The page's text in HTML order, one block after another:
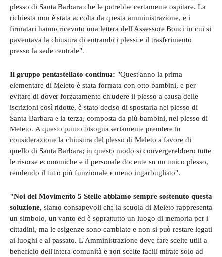
plesso di Santa Barbara che le potrebbe certamente ospitare. La
richiesta non è stata accolta da questa amministrazione, e i
firmatari hanno ricevuto una lettera dell'Assessore Bonci in cui si
paventava la chiusura di entrambi i plessi e il trasferimento
presso la sede centrale".
Il gruppo pentastellato continua: "Quest'anno la prima
elementare di Meleto è stata formata con otto bambini, e per
evitare di dover forzatamente chiudere il plesso a causa delle
iscrizioni così ridotte, è stato deciso di spostarla nel plesso di
Santa Barbara e la terza, composta da più bambini, nel plesso di
Meleto. A questo punto bisogna seriamente prendere in
considerazione la chiusura del plesso di Meleto a favore di
quello di Santa Barbara; in questo modo si convergerebbero tutte
le risorse economiche e il personale docente su un unico plesso,
rendendo il tutto più funzionale e meno ingarbugliato".
"Noi del Movimento 5 Stelle abbiamo sempre sostenuto questa
soluzione, siamo consapevoli che la scuola di Meleto rappresenta
un simbolo, un vanto ed è soprattutto un luogo di memoria per i
cittadini, ma le esigenze sono cambiate e non si può restare legati
ai luoghi e al passato. L'Amministrazione deve fare scelte utili a
beneficio dell'intera comunità e non scelte facili mirate solo ad